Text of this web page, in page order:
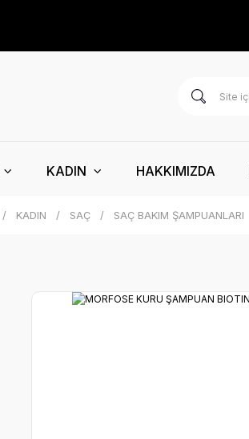
KADIN HAKKIMIZDA
KADIN SAÇ SAÇ BAKIM ŞAMPUANLARI